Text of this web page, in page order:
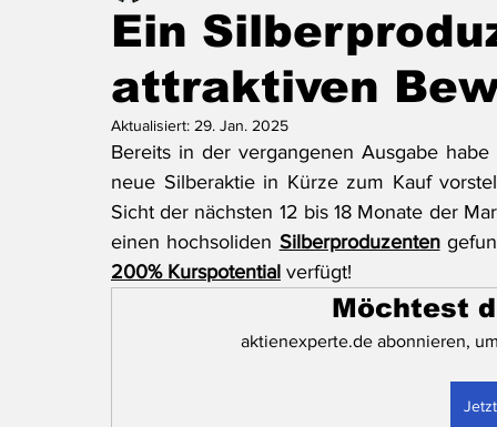
Ein
attraktiven
Aktualisiert: 29. Jan. 2025
Bereits in der vergangenen Ausgabe
neue Silberaktie in Kürze zum Kauf
Sicht der nächsten 12 bis 18 Monate der
einen hochsoliden Silberproduzenten
200% Kurspotential verfügt!
Möchtest
aktienexperte.de abonnieren,